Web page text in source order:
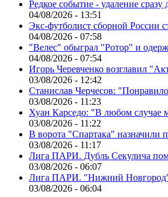
Редкое событие - удаление
04/08/2026 - 13:51
Экс-футболист сборной России
04/08/2026 - 07:58
"Велес" обыграл "Ротор" и
04/08/2026 - 07:54
Игорь Черевченко возглавил
03/08/2026 - 12:42
Станислав Черчесов:
03/08/2026 - 11:23
Хуан Карседо: "В любом случае
03/08/2026 - 11:22
В ворота "Спартака" назначили
03/08/2026 - 11:17
Лига ПАРИ. Дубль Секулича
03/08/2026 - 06:07
Лига ПАРИ. "Нижний
03/08/2026 - 06:04